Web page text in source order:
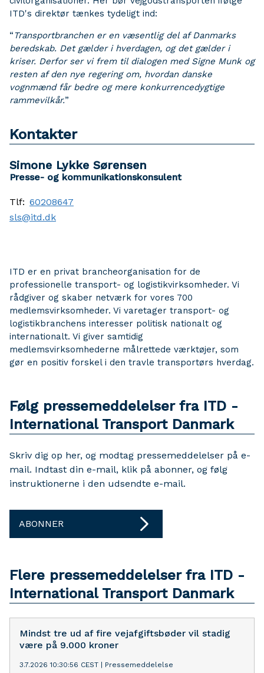
ITD's direktør tænkes tydeligt ind:
“Transportbranchen er en væsentlig del af Danmarks
beredskab. Det gælder i hverdagen, og det gælder i
kriser. Derfor ser vi frem til dialogen med Signe Munk og
resten af den nye regering om, hvordan danske
vognmænd får bedre og mere konkurrencedygtige
rammevilkår.”
Kontakter
Simone Lykke Sørensen
Presse- og kommunikationskonsulent
Tlf: 60208647
sls@itd.dk
ITD er en privat brancheorganisation for de
professionelle transport- og logistikvirksomheder. Vi
rådgiver og skaber netværk for vores 700
medlemsvirksomheder. Vi varetager transport- og
logistikbranchens interesser politisk nationalt og
internationalt. Vi giver samtidig
medlemsvirksomhederne målrettede værktøjer, som
gør en positiv forskel i den travle transportørs hverdag.
Følg pressemeddelelser fra ITD -
International Transport Danmark
Skriv dig op her, og modtag pressemeddelelser på e-
mail. Indtast din e-mail, klik på abonner, og følg
instruktionerne i den udsendte e-mail.
ABONNER
Flere pressemeddelelser fra ITD -
International Transport Danmark
Mindst tre ud af fire vejafgiftsbøder vil stadig
være på 9.000 kroner
3.7.2026 10:30:56 CEST Pressemeddelelse